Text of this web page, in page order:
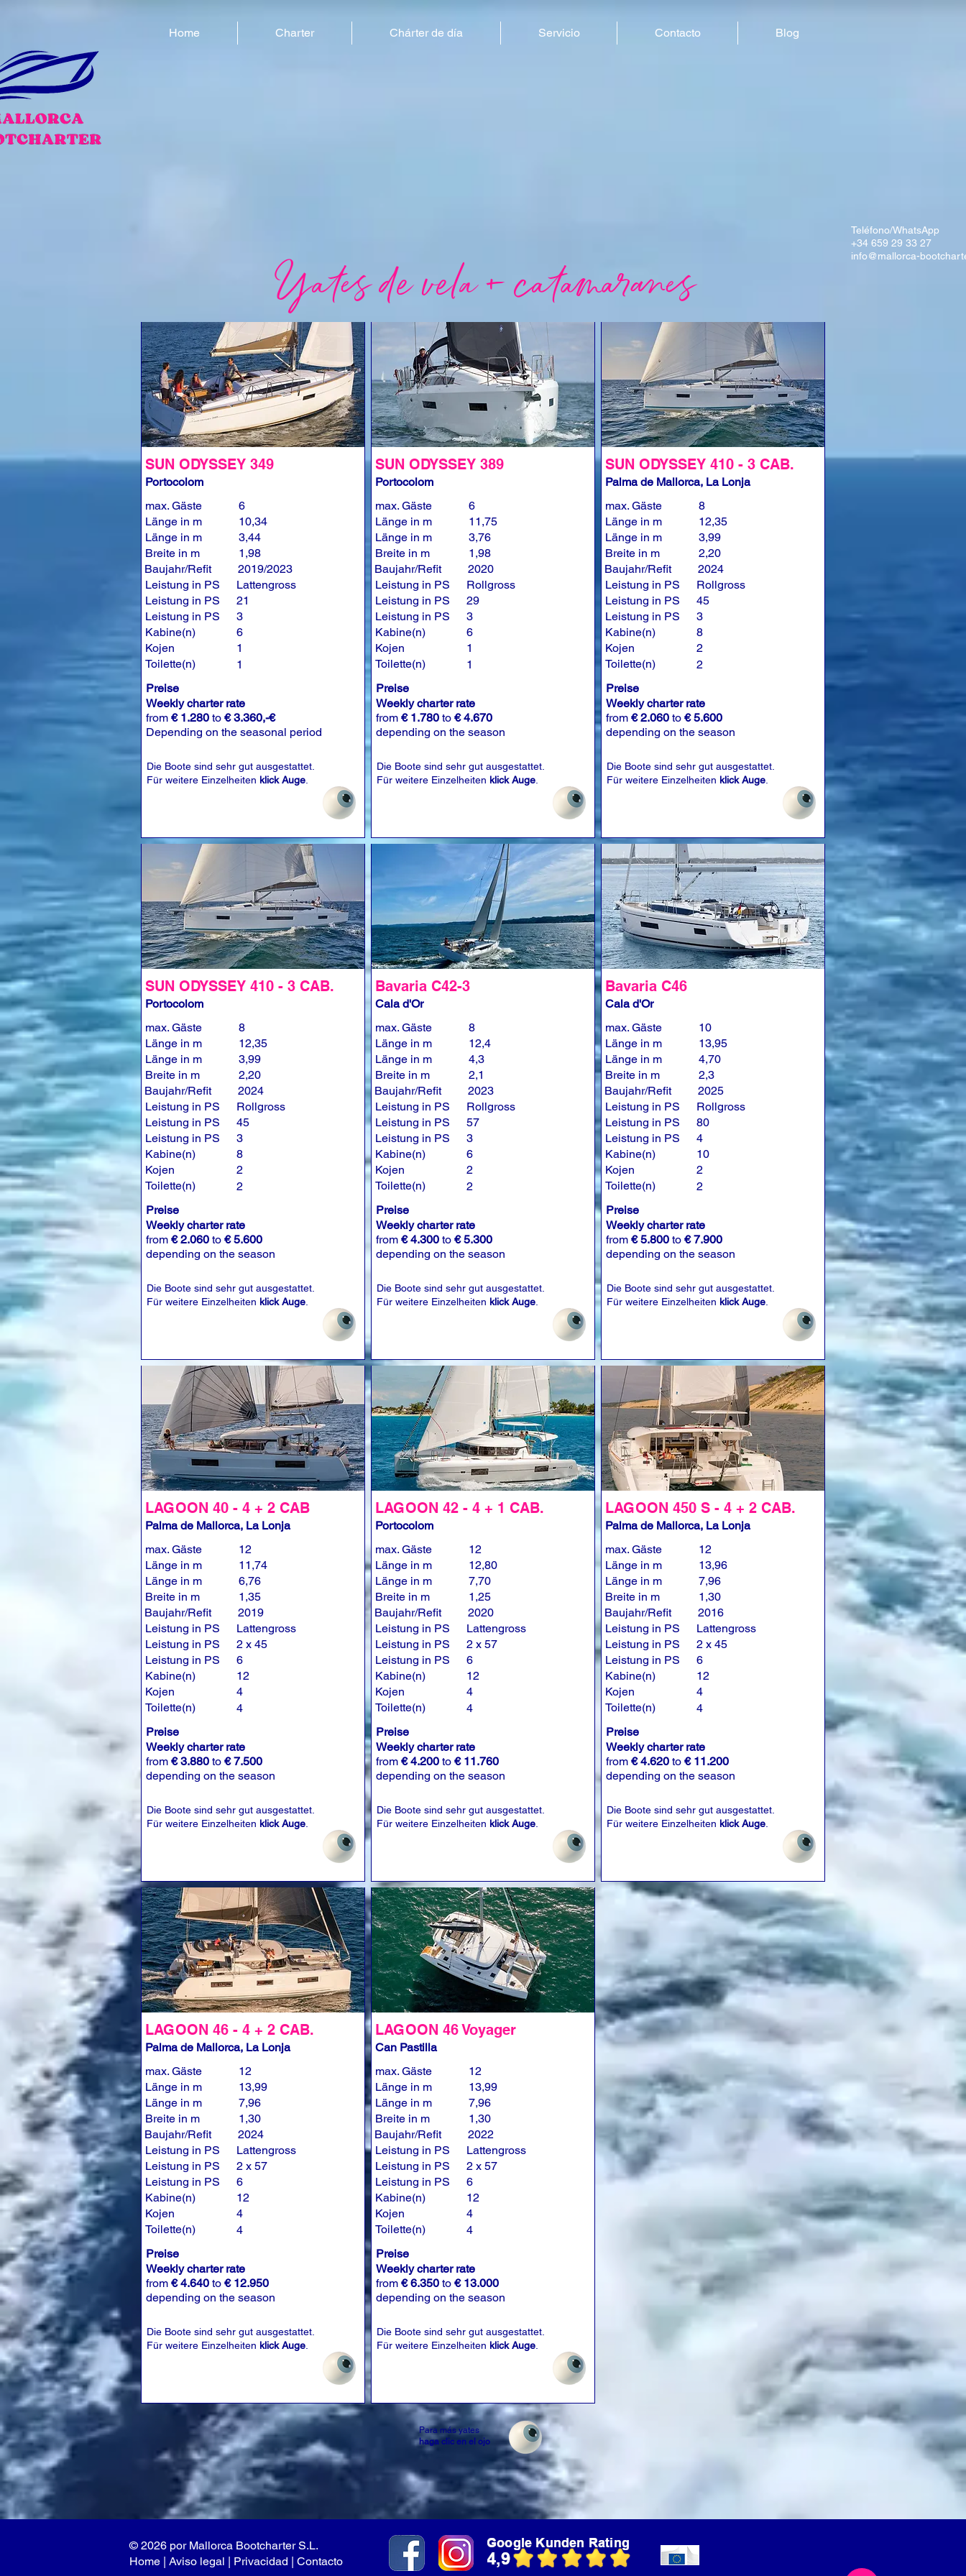
Home Charter Chárter de día Servicio Contacto Blog
Yates de vela + catamaranes
SUN ODYSSEY 349
Portocolom
max. Gäste
Länge in m
Länge in m
Breite in m
Baujahr/Refit
Leistung in PS
Leistung in PS
Leistung in PS
Kabine(n)
Kojen
Toilette(n)
6
10,34
3,44
1,98
2019/2023
Lattengross
21
3
6
1
1
Preise
Weekly charter rate
from € 1.280 to € 3.360,-€
Depending on the seasonal period
Die Boote sind sehr gut ausgestattet.
Für weitere Einzelheiten klick Auge
SUN ODYSSEY 410 - 3 CAB.
Portocolom
max. Gäste
Länge in m
Länge in m
Breite in m
Baujahr/Refit
Leistung in PS
Leistung in PS
Leistung in PS
Kabine(n)
Kojen
Toilette(n)
8
12,35
3,99
2,20
2024
Rollgross
45
3
8
2
2
Preise
Weekly charter rate
from € 2.060 to € 5.600
depending on the season
Die Boote sind sehr gut ausgestattet.
Für weitere Einzelheiten klick Auge
LAGOON 40 - 4 + 2 CAB
Palma de Mallorca, La Lonja
max. Gäste
Länge in m
Länge in m
Breite in m
Baujahr/Refit
Leistung in PS
Leistung in PS
Leistung in PS
Kabine(n)
Kojen
Toilette(n)
12
11,74
6,76
1,35
2019
Lattengross
2 x 45
6
12
4
4
Preise
Weekly charter rate
from € 3.880 to € 7.500
depending on the season
Die Boote sind sehr gut ausgestattet.
Für weitere Einzelheiten klick Auge
LAGOON 46 - 4 + 2 CAB.
Palma de Mallorca, La Lonja
max. Gäste
Länge in m
Länge in m
Breite in m
Baujahr/Refit
Leistung in PS
Leistung in PS
Leistung in PS
Kabine(n)
Kojen
Toilette(n)
12
13,99
7,96
1,30
2024
Lattengross
2 x 57
6
12
4
4
Preise
Weekly charter rate
from € 4.640 to € 12.950
depending on the season
Die Boote sind sehr gut ausgestattet.
Für weitere Einzelheiten klick Auge
SUN ODYSSEY 389
Portocolom
max. Gäste
Länge in m
Länge in m
Breite in m
Baujahr/Refit
Leistung in PS
Leistung in PS
Leistung in PS
Kabine(n)
Kojen
Toilette(n)
6
11,75
3,76
1,98
2020
Rollgross
29
3
6
1
1
Preise
Weekly charter rate
from € 1.780 to € 4.670
depending on the season
Die Boote sind sehr gut ausgestattet.
Für weitere Einzelheiten klick Auge
Bavaria C42-3
Cala d'Or
max. Gäste
Länge in m
Länge in m
Breite in m
Baujahr/Refit
Leistung in PS
Leistung in PS
Leistung in PS
Kabine(n)
Kojen
Toilette(n)
8
12,4
4,3
2,1
2023
Rollgross
57
3
6
2
2
Preise
Weekly charter rate
from € 4.300 to € 5.300
depending on the season
Die Boote sind sehr gut ausgestattet.
Für weitere Einzelheiten klick Auge
LAGOON 42 - 4 + 1 CAB.
Portocolom
max. Gäste
Länge in m
Länge in m
Breite in m
Baujahr/Refit
Leistung in PS
Leistung in PS
Leistung in PS
Kabine(n)
Kojen
Toilette(n)
12
12,80
7,70
1,25
2020
Lattengross
2 x 57
6
12
4
4
Preise
Weekly charter rate
from € 4.200 to € 11.760
depending on the season
Die Boote sind sehr gut ausgestattet.
Für weitere Einzelheiten klick Auge
LAGOON 46 Voyager
Can Pastilla
max. Gäste
Länge in m
Länge in m
Breite in m
Baujahr/Refit
Leistung in PS
Leistung in PS
Leistung in PS
Kabine(n)
Kojen
Toilette(n)
12
13,99
7,96
1,30
2022
Lattengross
2 x 57
6
12
4
4
Preise
Weekly charter rate
from € 6.350 to € 13.000
depending on the season
Die Boote sind sehr gut ausgestattet.
Für weitere Einzelheiten klick Auge
SUN ODYSSEY 410 - 3 CAB.
Palma de Mallorca, La Lonja
max. Gäste
Länge in m
Länge in m
Breite in m
Baujahr/Refit
Leistung in PS
Leistung in PS
Leistung in PS
Kabine(n)
Kojen
Toilette(n)
8
12,35
3,99
2,20
2024
Rollgross
45
3
8
2
2
Preise
Weekly charter rate
from € 2.060 to € 5.600
depending on the season
Die Boote sind sehr gut ausgestattet.
Für weitere Einzelheiten klick Auge
Bavaria C46
Cala d'Or
max. Gäste
Länge in m
Länge in m
Breite in m
Baujahr/Refit
Leistung in PS
Leistung in PS
Leistung in PS
Kabine(n)
Kojen
Toilette(n)
10
13,95
4,70
2,3
2025
Rollgross
80
4
10
2
2
Preise
Weekly charter rate
from € 5.800 to € 7.900
depending on the season
Die Boote sind sehr gut ausgestattet.
Für weitere Einzelheiten klick Auge
LAGOON 450 S - 4 + 2 CAB.
Palma de Mallorca, La Lonja
max. Gäste
Länge in m
Länge in m
Breite in m
Baujahr/Refit
Leistung in PS
Leistung in PS
Leistung in PS
Kabine(n)
Kojen
Toilette(n)
12
13,96
7,96
1,30
2016
Lattengross
2 x 45
6
12
4
4
Preise
Weekly charter rate
from € 4.620 to € 11.200
depending on the season
Die Boote sind sehr gut ausgestattet.
Für weitere Einzelheiten klick Auge
Para más yates
haga clic en el ojo
Teléfono/WhatsApp
+34 659 29 33 27
info@mallorca-
© 2026 por Mallorca Bootcharter S.L.
Home | Aviso legal | Privacidad | Contacto